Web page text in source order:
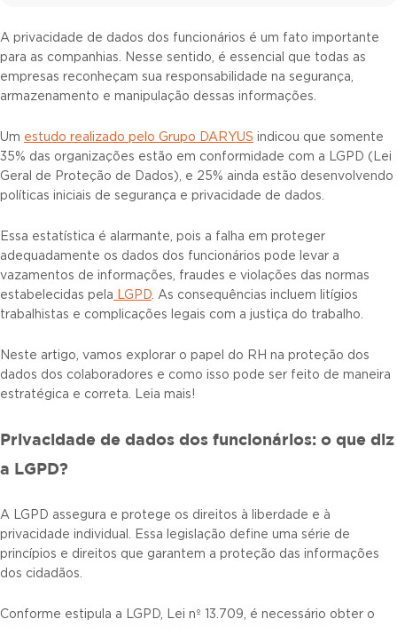
A privacidade de dados dos funcionários é um fato importante
para as companhias. Nesse sentido, é essencial que todas as
empresas reconheçam sua responsabilidade na segurança,
armazenamento e manipulação dessas informações.
Um estudo realizado pelo Grupo DARYUS indicou que somente
35% das organizações estão em conformidade com a LGPD (Lei
Geral de Proteção de Dados), e 25% ainda estão desenvolvendo
políticas iniciais de segurança e privacidade de dados.
Essa estatística é alarmante, pois a falha em proteger
adequadamente os dados dos funcionários pode levar a
vazamentos de informações, fraudes e violações das normas
estabelecidas pela LGPD. As consequências incluem litígios
trabalhistas e complicações legais com a justiça do trabalho.
Neste artigo, vamos explorar o papel do RH na proteção dos
dados dos colaboradores e como isso pode ser feito de maneira
estratégica e correta. Leia mais!
Privacidade de dados dos funcionários: o que diz
a LGPD?
A LGPD assegura e protege os direitos à liberdade e à
privacidade individual. Essa legislação define uma série de
princípios e direitos que garantem a proteção das informações
dos cidadãos.
Conforme estipula a LGPD, Lei nº 13.709, é necessário obter o